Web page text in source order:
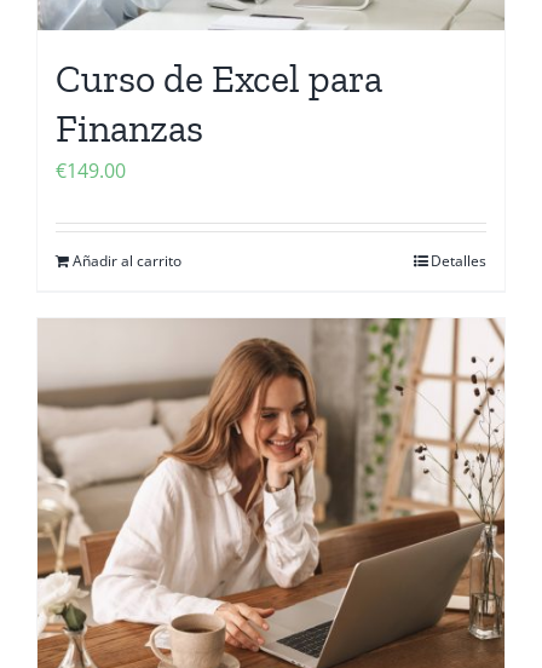
Curso de Excel para
Finanzas
€149.00
Añadir al carrito Detalles